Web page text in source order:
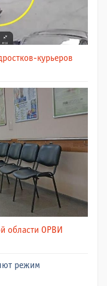
курьеров
области ОРВИ
режим